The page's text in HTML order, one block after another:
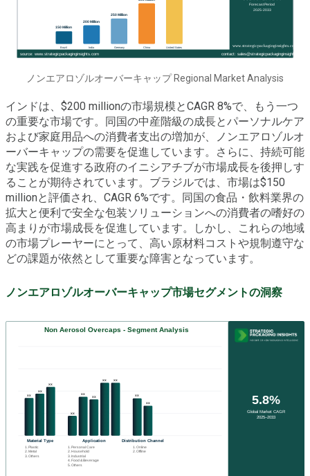
ノンエアロゾルオーバーキャップ Regional Market Analysis
インドは、$200 millionの市場規模とCAGR 8%で、もう一つ
の重要な市場です。同国の中産階級の成長とパーソナルケア
および家庭用品への消費者支出の増加が、ノンエアロゾルオ
ーバーキャップの需要を促進しています。さらに、持続可能
な実践を促進する政府のイニシアチブが市場成長を後押しす
ることが期待されています。ブラジルでは、市場は$150
millionと評価され、CAGR 6%です。同国の食品・飲料業界の
拡大と便利で安全な包装ソリューションへの消費者の嗜好の
高まりが市場成長を促進しています。しかし、これらの地域
の市場プレーヤーにとって、高い原材料コストや規制遵守な
どの課題が依然として重要な障害となっています。
ノンエアロゾルオーバーキャップ市場セグメントの洞察